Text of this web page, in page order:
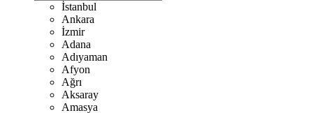
İstanbul
Ankara
İzmir
Adana
Adıyaman
Afyon
Ağrı
Aksaray
Amasya